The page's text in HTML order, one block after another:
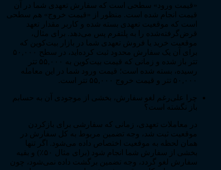
«قیمت ورود» سطحی است که سفارش تعهدی شما در آن
قیمت انجام شده است. منظور از «قیمت خروج» هم سطحی
است که موقعیت تعهدی بسته شده و کاربر مقدار تعهد
قرض‌گرفته‌شده را به پلتفرم پس می‌دهد. برای مثال،
موقعیت خرید یا فروش تعهدی شما در بازار بیت‌کوین که
برای آن یک سفارش محدود ثبت کرده‌اید، در سطح ۵۰,۰۰۰
تتر باز شده و زمانی که قیمت بیت‌کوین به ۵۵,۰۰۰ تتر
رسیده، بسته شده است؛ قیمت ورود شما در این معامله
۵۰,۰۰۰ تتر و قیمت خروج ۵۵,۰۰۰ تتر است.
چرا علی‌رغم لغو سفارش، بخشی از موجودی آن به حسابم
باز نگشته است؟
در معاملات تعهدی، زمانی که سفارشی برای بازکردن
موقعیت ثبت شد، وجه تضمین مربوط به کل سفارش در
همان لحظه به موقعیت اختصاص داده می‌شود. اگر تنها
بخشی از سفارش شما انجام شود (برای مثال ۵۰٪) و بقیه
سفارش لغو گردد، وجه تضمین برگشت داده نمی‌شود، چون